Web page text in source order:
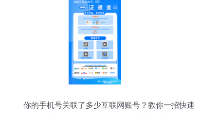
你的手机号关联了多少互联网账号？教你一招快速